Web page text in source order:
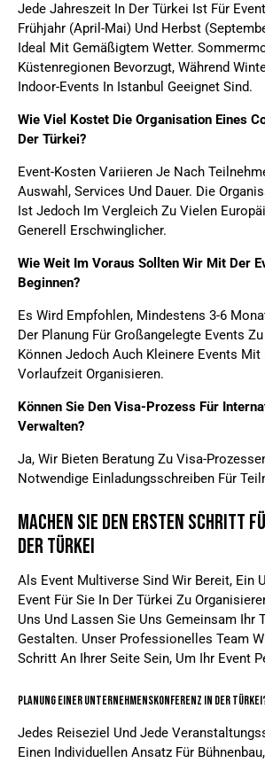
Jede Jahreszeit In Der Türkei Ist Für
Frühjahr (April-Mai) Und Herbst
Ideal Mit Gemäßigtem Wetter.
Küstenregionen Bevorzugt, Während
Indoor-Events In Istanbul Geeignet Sind.
Wie Viel Kostet Die Organisation Eines
Der Türkei?
Event-Kosten Variieren Je Nach
Auswahl, Services Und Dauer. Die
Ist Jedoch Im Vergleich Zu Vielen
Generell Erschwinglicher.
Wie Weit Im Voraus Sollten Wir Mit Der
Beginnen?
Es Wird Empfohlen, Mindestens 3-6
Der Planung Für Großangelegte Events
Können Jedoch Auch Kleinere Events Mit
Vorlaufzeit Organisieren.
Können Sie Den Visa-Prozess Für
Verwalten?
Ja, Wir Bieten Beratung Zu Visa-
Notwendige Einladungsschreiben Für
Machen Sie Den Ersten Schritt
Der Türkei
Als Event Multiverse Sind Wir Bereit, Ein
Event Für Sie In Der Türkei Zu
Uns Und Lassen Sie Uns Gemeinsam Ihr
Gestalten. Unser Professionelles Team
Schritt An Ihrer Seite Sein, Um Ihr Event
Planung Einer Unternehmenskonferenz In Der
Jedes Reiseziel Und Jede
Einen Individuellen Ansatz Für